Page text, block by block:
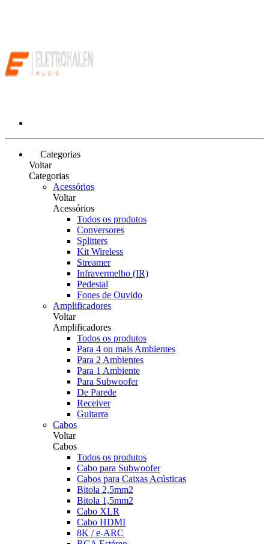
Categorias
Voltar
Categorias
Acessórios
Voltar
Acessórios
Todos os produtos
Conversores
Splitters
Kit Wireless
Streamer
Infravermelho (IR)
Pedestal
Fones de Ouvido
Amplificadores
Voltar
Amplificadores
Todos os produtos
Para 4 ou mais Ambientes
Para 2 Ambientes
Para 1 Ambiente
Para Subwoofer
De Parede
Receiver
Guitarra
Cabos
Voltar
Cabos
Todos os produtos
Cabo para Subwoofer
Cabos para Caixas Acústicas
Bitola 2,5mm2
Bitola 1,5mm2
Cabo XLR
Cabo HDMI
8K / e-ARC